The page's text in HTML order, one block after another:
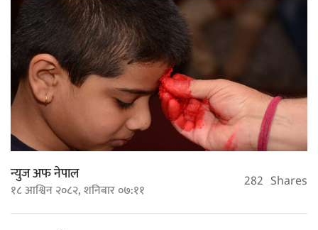
न्युज अफ नेपाल
१८ आश्विन २०८२, शनिबार ०७:११ 282 Shares